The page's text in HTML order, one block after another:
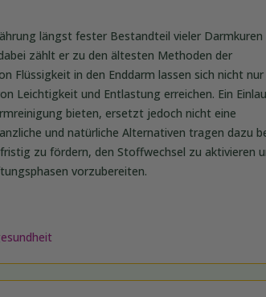
längst fester Bestandteil vieler Darmkuren
zählt er zu den ältesten Methoden der
Flüssigkeit in den Enddarm lassen sich nicht nur
Leichtigkeit und Entlastung erreichen. Ein
bieten, ersetzt jedoch nicht eine
und natürliche Alternativen tragen dazu
zu fördern, den Stoffwechsel zu aktivieren
vorzubereiten.